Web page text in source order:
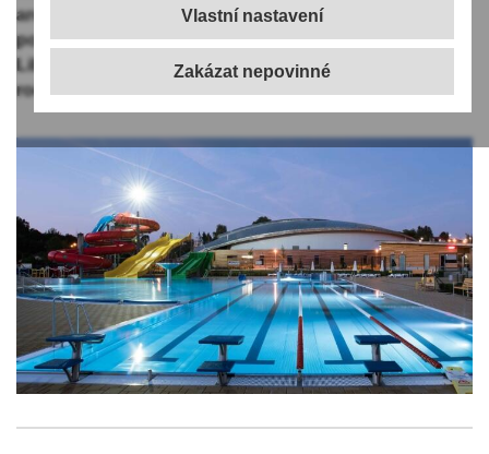
Vlastní nastavení
architektonické Soutěže Karla Hubáčka, kterou
pořádala Agentura regionálního rozvoje s podporou
Libereckého kraje. V současné době již běží přípravy
ročníku letošního.